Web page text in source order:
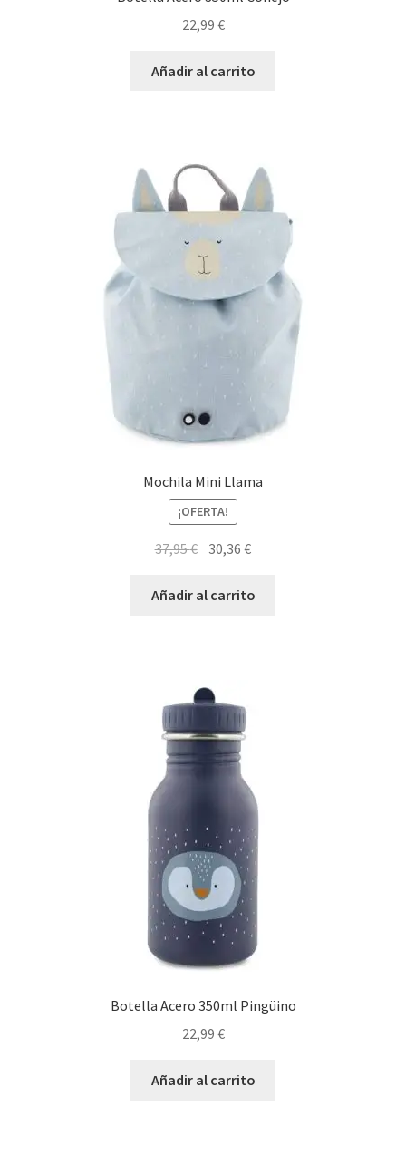
22,99 €
Añadir al carrito
Mochila Mini Llama
¡OFERTA!
37,95€ El
original
30,36€El
actual
Añadir al carrito
Botella Acero 350ml Pingüino
22,99 €
Añadir al carrito